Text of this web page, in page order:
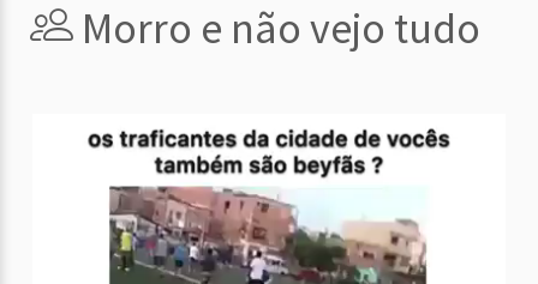
Morro e não vejo tudo